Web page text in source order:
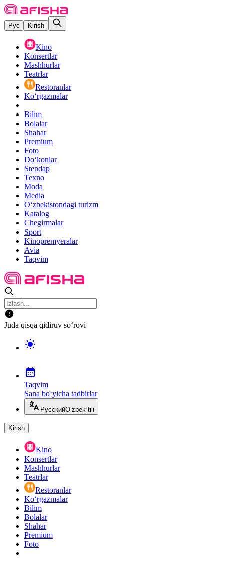
Рус Kirish
Kino
Konsertlar
Mashhurlar
Teatrlar
Restoranlar
Ko‘rgazmalar
Bilim
Bolalar
Shahar
Premium
Foto
Do‘konlar
Stendap
Texno
Moda
Media
O‘zbekistondagi turizm
Katalog
Chegirmalar
Sport
Kinopremyeralar
Avia
Taqvim
Juda qisqa qidiruv so‘rovi
Taqvim
Sana bo‘yicha tadbirlar
РусскийO‘zbek tili
Kirish
Kino
Konsertlar
Mashhurlar
Teatrlar
Restoranlar
Ko‘rgazmalar
Bilim
Bolalar
Shahar
Premium
Foto